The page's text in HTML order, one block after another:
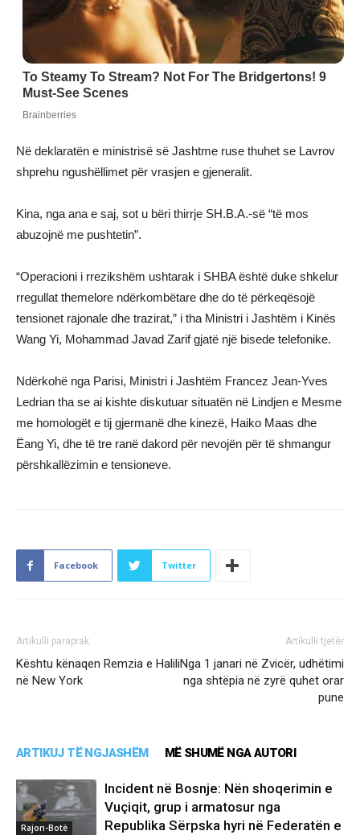
Në deklaratën e ministrisë së Jashtme ruse thuhet se Lavrov
shprehu ngushëllimet për vrasjen e gjeneralit.
Kina, nga ana e saj, sot u bëri thirrje SH.B.A.-së “të mos
abuzojnë me pushtetin”.
“Operacioni i rrezikshëm ushtarak i SHBA është duke shkelur
rregullat themelore ndërkombëtare dhe do të përkeqësojë
tensionet rajonale dhe trazirat,” i tha Ministri i Jashtëm i Kinës
Wang Yi, Mohammad Javad Zarif gjatë një bisede telefonike.
Ndërkohë nga Parisi, Ministri i Jashtëm Francez Jean-Yves
Ledrian tha se ai kishte diskutuar situatën në Lindjen e Mesme
me homologët e tij gjermanë dhe kinezë, Haiko Maas dhe
Ëang Yi, dhe të tre ranë dakord për nevojën për të shmangur
përshkallëzimin e tensioneve.
Facebook Twitter
Artikulli paraprak
Kështu kënaqen Remzia e Halili
në New York
Artikulli tjetër
Nga 1 janari në Zvicër, udhëtimi
nga shtëpia në zyrë quhet orar
pune
ARTIKUJ TË NGJASHËM MË SHUMË NGA AUTORI
Rajon-Botë
Incident në Bosnje: Nën shoqerimin e
Vuçiqit, grup i armatosur nga
Republika Sërpska hyri në Federatën e